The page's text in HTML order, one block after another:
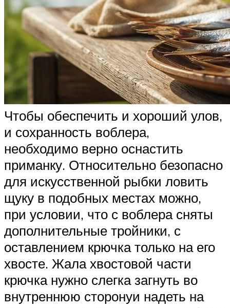
Чтобы обеспечить и хороший улов,
и сохранность воблера,
необходимо верно оснастить
приманку. Относительно безопасно
для искусственной рыбки ловить
щуку в подобных местах можно,
при условии, что с воблера сняты
дополнительные тройники, с
оставлением крючка только на его
хвосте. Жала хвостовой части
крючка нужно слегка загнуть во
внутреннюю сторонуи надеть на